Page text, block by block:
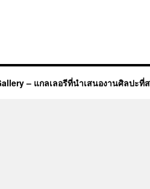
– แกลเลอรีที่นำเสนองานศิลปะที่